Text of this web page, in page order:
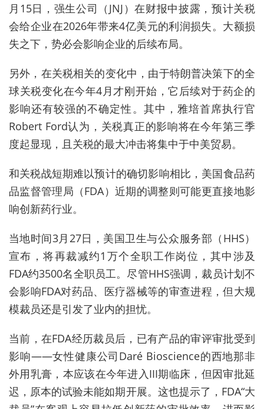
月15日，强生公司（JNJ）在财报中披露，预计关税
会给企业在2026年带来4亿美元的利润损失。大额损
失之下，势必会影响企业的后续布局。
另外，在关税相关的变化中，由于特朗普决策下的全
球关税变化在今年4月才刚开始，它后续对于药企的
影响还有较强的不确定性。其中，雅培首席执行官
Robert Ford认为，关税真正的影响将在今年第三季
度起显现，且关税的最大冲击将集中于中美贸易。
和关税战短期难以预计的确切影响相比，美国食品药
品监督管理局（FDA）近期的调整则可能更直接地影
响创新药行业。
当地时间3月27日，美国卫生与公众服务部（HHS）
宣布，将再裁减约1万个全职工作岗位，其中涉及
FDA约3500名全职员工。尽管HHS强调，裁员计划不
会影响FDA对药品、医疗器械等的审查进程，但大规
模裁员还是引发了业内的担忧。
当前，在FDA经历裁员后，已有产品的审评审批受到
影响——女性健康公司Daré Bioscience的西地那非
外用乳膏，本应该在今年进入III期临床，但因审批延
迟，原本的试验未能如期开展。这也提示了，FDA“大